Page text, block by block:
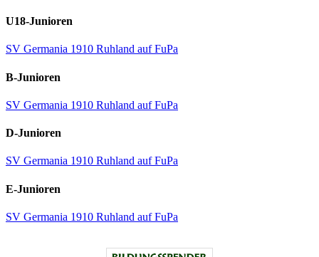
U18-Junioren
SV Germania 1910 Ruhland auf FuPa
B-Junioren
SV Germania 1910 Ruhland auf FuPa
D-Junioren
SV Germania 1910 Ruhland auf FuPa
E-Junioren
SV Germania 1910 Ruhland auf FuPa